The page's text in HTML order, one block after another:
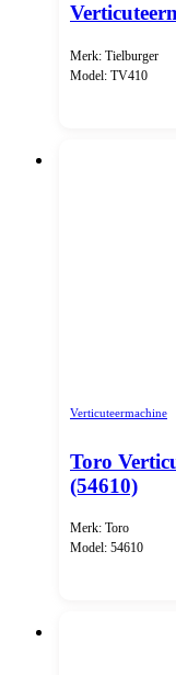
Merk: Tielburger
Model: TV410
Verticuteermachine
Toro
(54610)
Merk: Toro
Model: 54610